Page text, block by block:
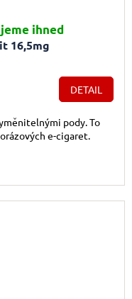
16,5mg
5 hvězdiček.
ihned
DETAIL
pody. To
e-cigaret.